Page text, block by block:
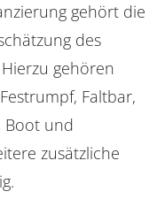
gehört die
des
gehören
Faltbar,
Boot und
zusätzliche